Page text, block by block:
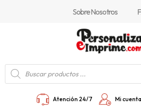
Sobre Nosotros
Búsqueda
de
productos
Atención 24/7 Mi cuenta